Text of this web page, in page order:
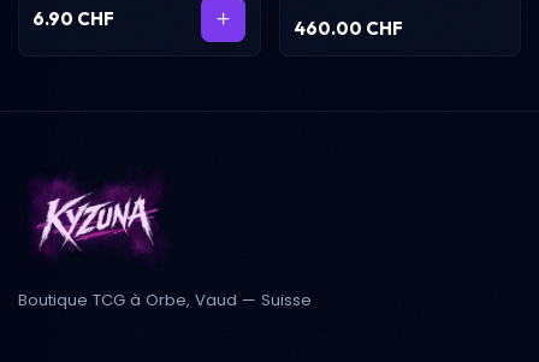
6.90 CHF 460.00 CHF
Boutique TCG à Orbe, Vaud — Suisse